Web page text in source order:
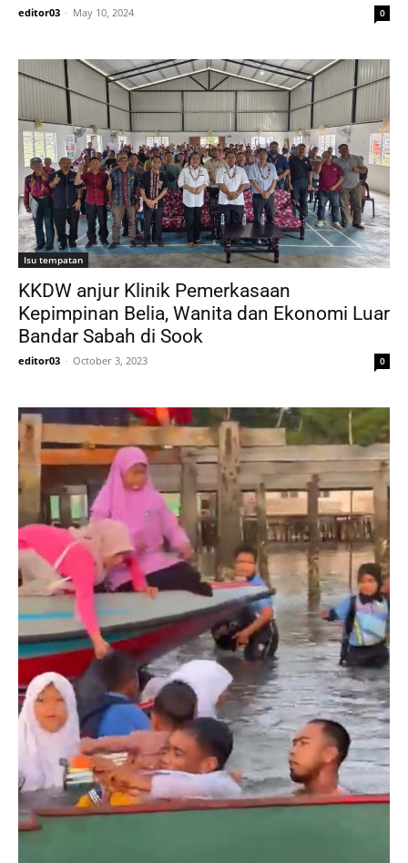
editor03 - May 10, 2024 0
Isu tempatan
KKDW anjur Klinik Pemerkasaan
Kepimpinan Belia, Wanita dan Ekonomi Luar
Bandar Sabah di Sook
editor03 - October 3, 2023 0